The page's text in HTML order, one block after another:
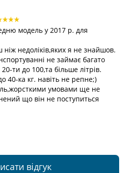
модель у 2017 р. для
недоліків,яких я не знайшов.
не займає багато
ти до 100,та більше літрів.
40-ка кг. навіть не репне;)
умовами ще не
що він не поступиться
відгук